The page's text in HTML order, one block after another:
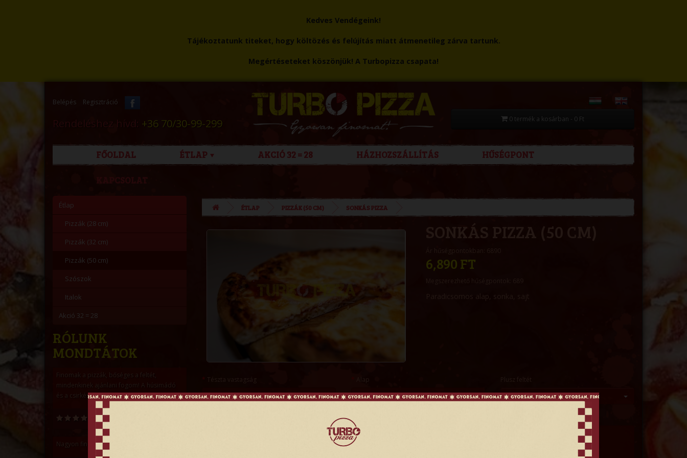
Kedves Vendégeink!
Tájékoztatunk titeket, hogy költözés és felújítás miatt átmenetileg zárva tartunk.
Megértéseteket köszönjük! A Turbopizza csapata!
Belépés Regisztráció
Rendeléshez hívd: +36 70/30-99-299 0 termék a kosárban - 0 Ft
FŐOLDAL ÉTLAP AKCIÓ 32 = 28 HÁZHOZSZÁLLÍTÁS HŰSÉGPONT
Étlap
Pizzák (28 cm)
Pizzák (32 cm)
Pizzák (50 cm)
Szószok
Italok
Akció 32 = 28
RÓLUNK
MONDTÁTOK
Finomak a pizzák, bőséges a feltét,
mindenkinek ajánlani fogom! A húsimádó
és a csirkés a kedvenc ;)
Nagyon finom és olcsó!
ÉTLAP PIZZÁK (50 CM) SONKÁS PIZZA
6,890 FT
--- Kérem válasszon ---